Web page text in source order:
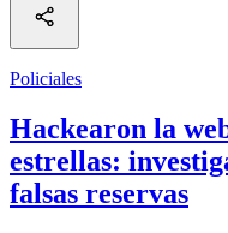
Policiales
Hackearon la
estrellas:
falsas reservas